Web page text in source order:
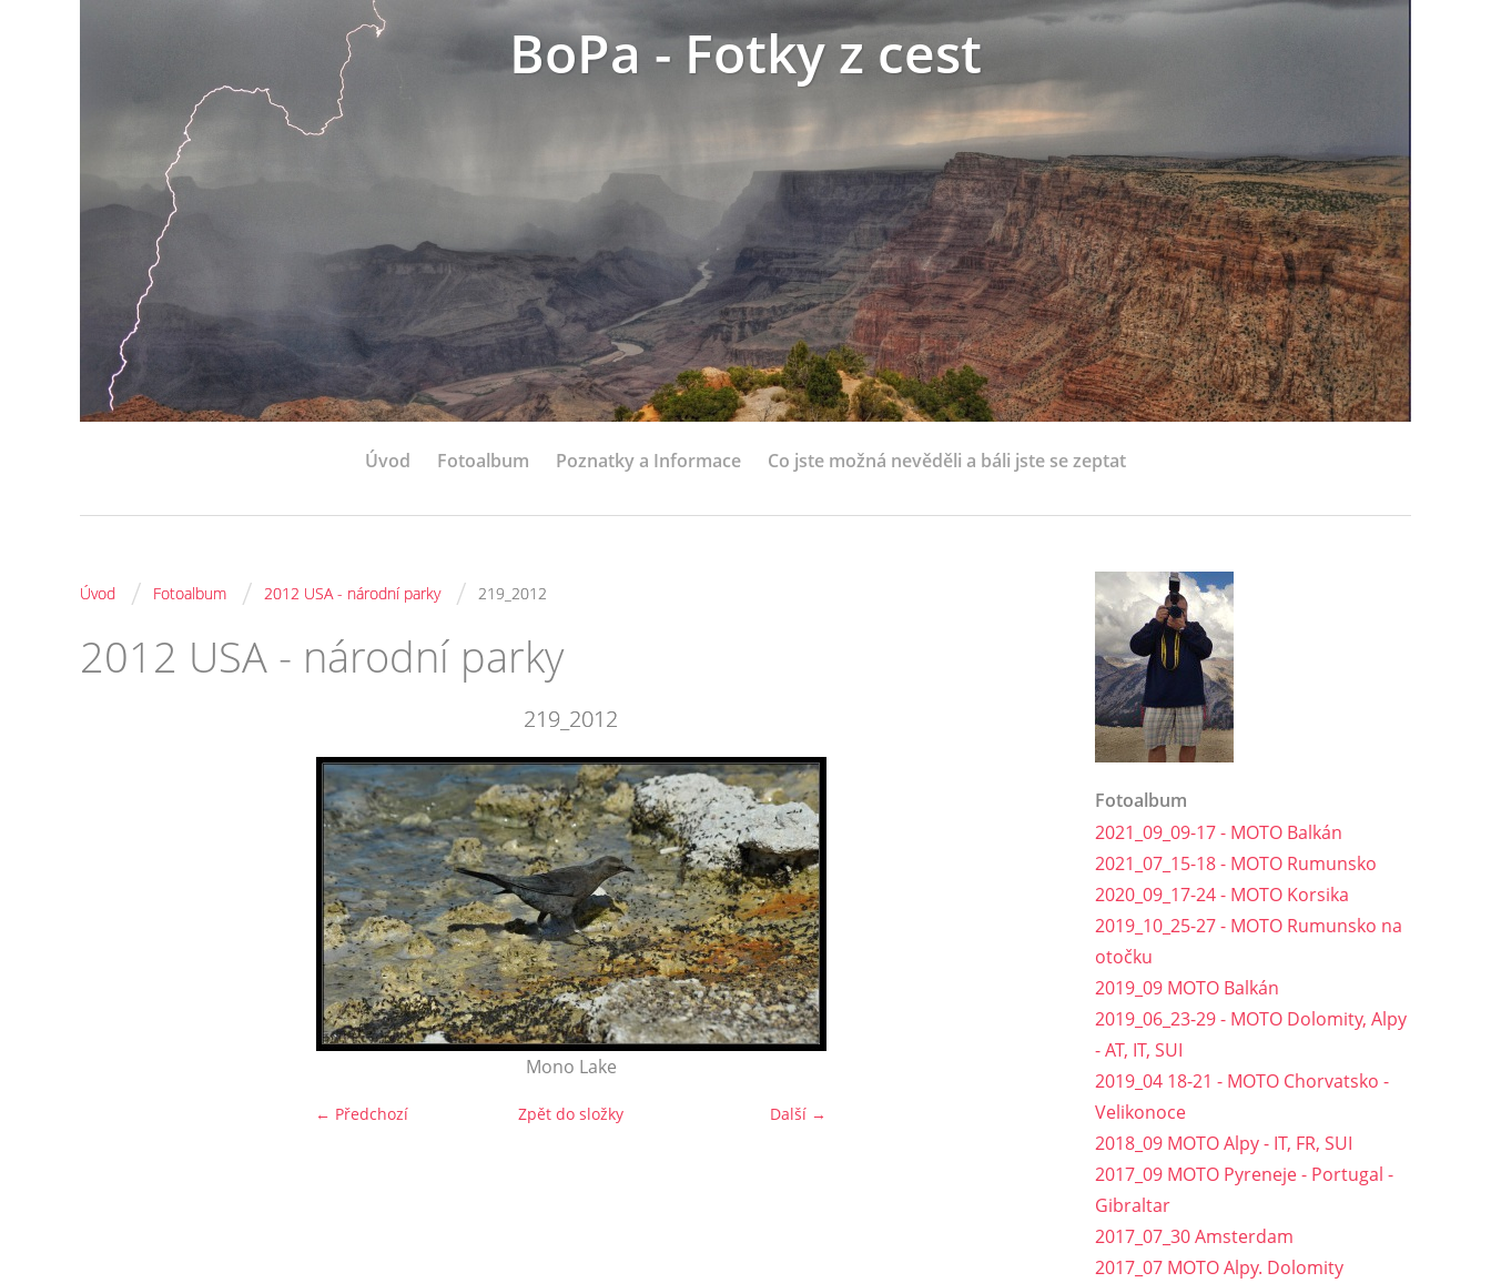
BoPa - Fotky z cest
Úvod Fotoalbum Poznatky a Informace Co jste možná nevěděli a báli jste se zeptat
Úvod / Fotoalbum / 2012 USA - národní parky / 219_2012
2012 USA - národní parky
219_2012
Mono Lake
← Předchozí Další →
Zpět do složky
Fotoalbum
2021_09_09-17 - MOTO Balkán
2021_07_15-18 - MOTO Rumunsko
2020_09_17-24 - MOTO Korsika
2019_10_25-27 - MOTO Rumunsko na
otočku
2019_09 MOTO Balkán
2019_06_23-29 - MOTO Dolomity, Alpy
- AT, IT, SUI
2019_04 18-21 - MOTO Chorvatsko -
Velikonoce
2018_09 MOTO Alpy - IT, FR, SUI
2017_09 MOTO Pyreneje - Portugal -
Gibraltar
2017_07_30 Amsterdam
2017_07 MOTO Alpy. Dolomity